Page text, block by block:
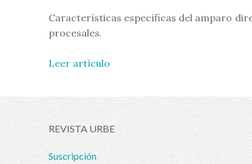
Características específicas del amparo
procesales.
Leer artículo
REVISTA URBE
Suscripción